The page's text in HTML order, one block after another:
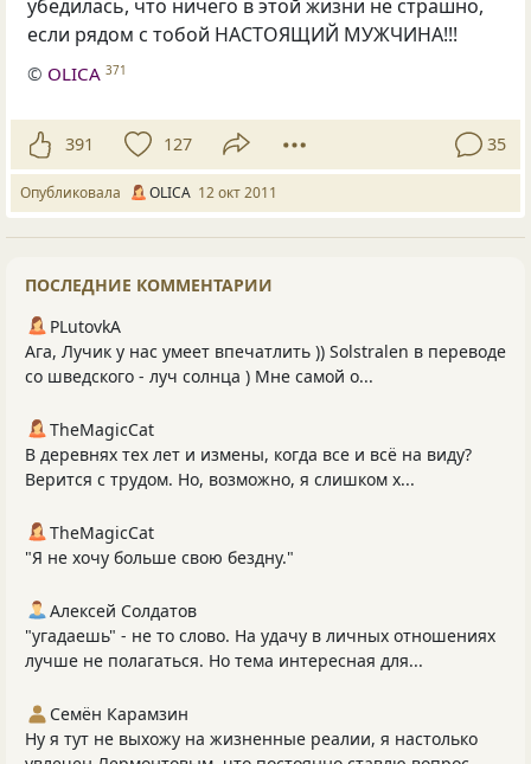
убедилась, что ничего в этой жизни не страшно,
если рядом с тобой НАСТОЯЩИЙ МУЖЧИНА!!!
© OLICA 371
391 127 35
Опубликовала OLICA 12 окт 2011
ПОСЛЕДНИЕ КОММЕНТАРИИ
PLutоvkА
Ага, Лучик у нас умеет впечатлить )) Solstralen в переводе
со шведского - луч солнца ) Мне самой о...
TheMagicCat
В деревнях тех лет и измены, когда все и всё на виду?
Верится с трудом. Но, возможно, я слишком х...
TheMagicCat
"Я не хочу больше свою бездну."
Алексей Солдатов
"угадаешь" - не то слово. На удачу в личных отношениях
лучше не полагаться. Но тема интересная для...
Семён Карамзин
Ну я тут не выхожу на жизненные реалии, я настолько